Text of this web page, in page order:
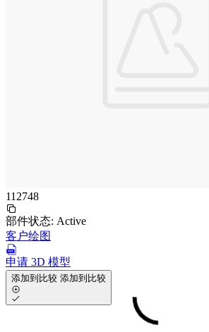
112748
部件状态: Active
客户绘图
申请 3D 模型
添加到比较 添加到比较